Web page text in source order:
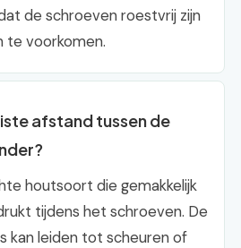
de schroeven roestvrij zijn
te voorkomen.
afstand tussen de
houtsoort die gemakkelijk
tijdens het schroeven. De
kan leiden tot scheuren of